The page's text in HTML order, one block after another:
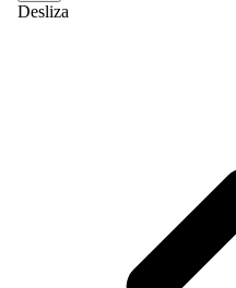
Desliza